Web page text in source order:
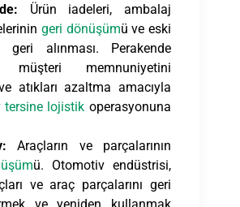
Ürün iadeleri, ambalaj
geri dönüşümü ve eski
geri alınması. Perakende
müşteri memnuniyetini
atıkları azaltma amacıyla
tersine lojistik operasyonuna
Araçların ve parçalarının
ü. Otomotiv endüstrisi,
ve araç parçalarını geri